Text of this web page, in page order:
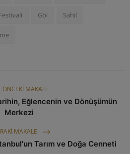
Göl Sahil
ÖNCEKI MAKALE
Eğlencenin ve Dönüşümün
Merkezi
MAKALE
Tarım ve Doğa Cenneti